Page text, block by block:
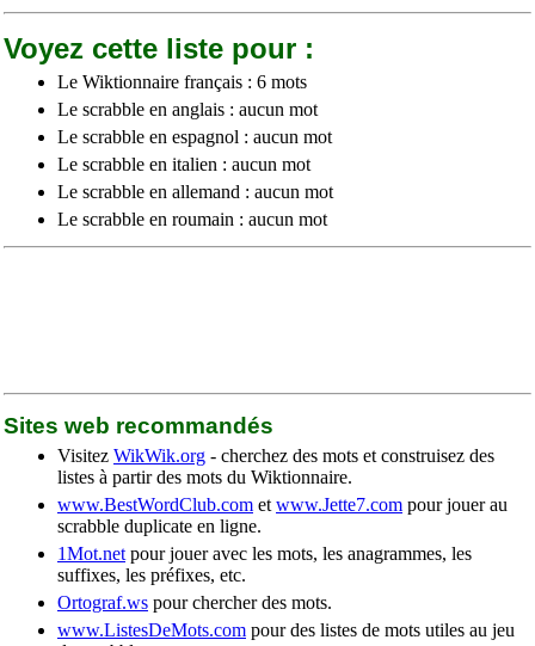
Voyez cette liste pour :
Le Wiktionnaire français : 6 mots
Le scrabble en anglais : aucun mot
Le scrabble en espagnol : aucun mot
Le scrabble en italien : aucun mot
Le scrabble en allemand : aucun mot
Le scrabble en roumain : aucun mot
Sites web recommandés
Visitez WikWik.org - cherchez des mots et construisez des
listes à partir des mots du Wiktionnaire.
www.BestWordClub.com et www.Jette7.com pour jouer au
scrabble duplicate en ligne.
1Mot.net pour jouer avec les mots, les anagrammes, les
suffixes, les préfixes, etc.
Ortograf.ws pour chercher des mots.
www.ListesDeMots.com pour des listes de mots utiles au jeu